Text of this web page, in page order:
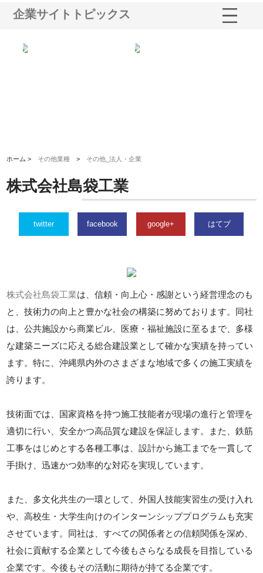
企業サイトトピックス
ホーム > その他業種 > その他_法人・企業
株式会社島袋工業
twitter facebook google+ はてブ
株式会社島袋工業は、信頼・向上心・感謝という経営理念のも
と、技術力の向上と豊かな社会の構築に努めております。同社
は、公共施設から商業ビル、医療・福祉施設に至るまで、多様
な建築ニーズに応える総合建設業として確かな実績を持ってい
ます。特に、沖縄県内外のさまざまな地域で多くの施工実績を
誇ります。
技術面では、国家資格を持つ施工技能者が現場の進行と管理を
適切に行い、安全かつ高品質な建設を保証します。また、鉄筋
工事をはじめとする各種工事は、設計から施工までを一貫して
手掛け、迅速かつ効率的な対応を実現しています。
また、多文化共生の一環として、外国人技能実習生の受け入れ
や、高校生・大学生向けのインターンシッププログラムも充実
させています。同社は、すべての関係者との信頼関係を深め、
社会に貢献する企業として今後もさらなる成長を目指している
企業です。今後もその活動に期待が持てる企業です。